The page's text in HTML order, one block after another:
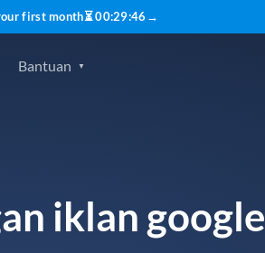
first month⏳00:29:45 →
Bantuan
iklan google